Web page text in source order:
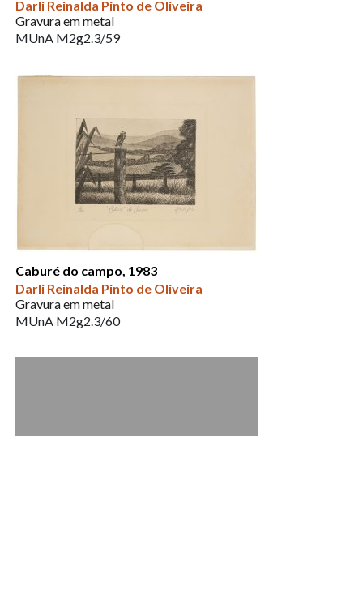
Darli Reinalda Pinto de Oliveira
Gravura em metal
MUnA M2g2.3/59
Caburé do campo, 1983
Darli Reinalda Pinto de Oliveira
Gravura em metal
MUnA M2g2.3/60